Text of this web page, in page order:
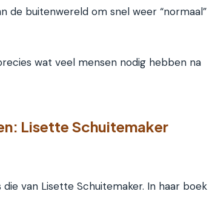
de buitenwereld om snel weer “normaal”
wat veel mensen nodig hebben na
Lisette Schuitemaker
van Lisette Schuitemaker. In haar boek